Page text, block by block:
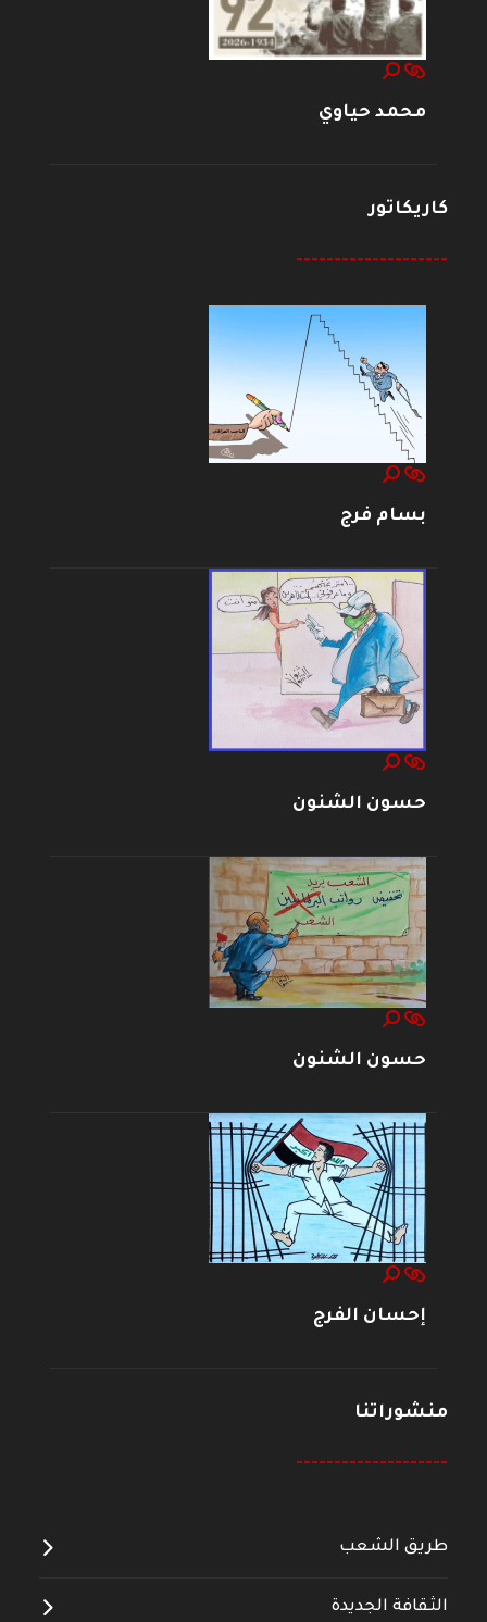
محمد حياوي
كاريكاتور
--------------------
بسام فرج
حسون الشنون
حسون الشنون
إحسان الفرج
منشوراتنا
--------------------
طريق الشعب
الثقافة الجديدة